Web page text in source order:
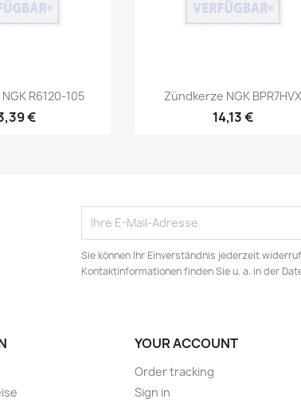
R6120-105
€
Vorschau
Zündkerze NGK BPR7HVX
14,13 €
Sie können Ihr Einverständnis jederzeit
Kontaktinformationen finden Sie u. a. in der
YOUR ACCOUNT
Order tracking
Sign in